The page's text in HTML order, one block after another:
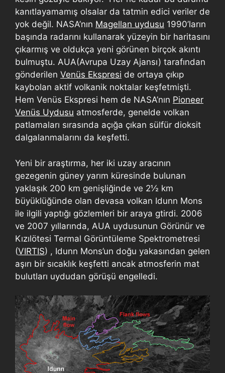
kanıtlayamamış olsalar da tatmin edici veriler de
yok değil. NASA’nın Magellan uydusu 1990’ların
başında radarını kullanarak yüzeyin bir haritasını
çıkarmış ve oldukça yeni görünen birçok akıntı
bulmuştu. AUA(Avrupa Uzay Ajansı) tarafından
gönderilen Venüs Ekspresi de ortaya çıkıp
kaybolan aktif volkanik noktalar keşfetmişti.
Hem Venüs Ekspresi hem de NASA’nın Pioneer
Venüs Uydusu atmosferde, genelde volkan
patlamaları sırasında açığa çıkan sülfür dioksit
dalgalanmalarını da keşfetti.
Yeni bir araştırma, her iki uzay aracının
gezegenin güney yarım küresinde bulunan
yaklaşık 200 km genişliğinde ve 2½ km
büyüklüğünde olan devasa volkan Idunn Mons
ile ilgili yaptığı gözlemleri bir araya gtirdi. 2006
ve 2007 yıllarında, AUA uydusunun Görünür ve
Kızılötesi Termal Görüntüleme Spektrometresi
(VIRTIS) , Idunn Mons’un doğu yakasından gelen
aşırı bir sıcaklık keşfetti ancak atmosferin mat
bulutları uydudan görüşü engelledi.